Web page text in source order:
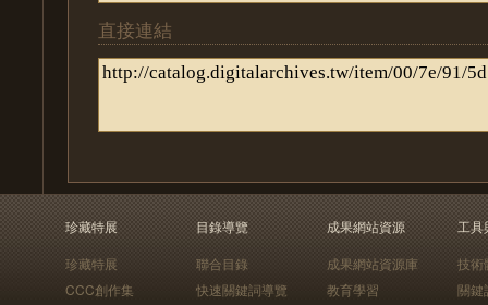
直接連結
珍藏特展
珍藏特展
CCC創作集
目錄導覽
聯合目錄
快速關鍵詞導覽
成果網站資源
成果網站資源庫
教育學習
工具
技術
關鍵